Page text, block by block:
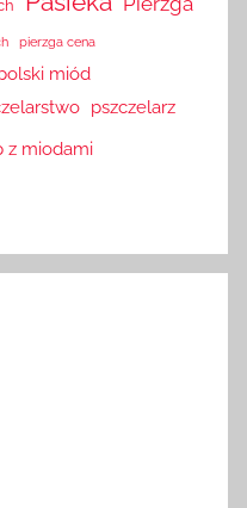
pierzga cena
miód
pszczelarz
z miodami